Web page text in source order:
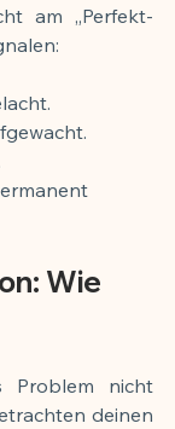
am „Perfekt-
Wie
Problem nicht
deinen